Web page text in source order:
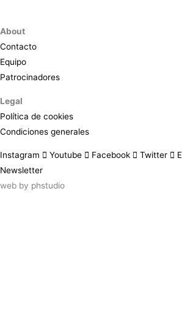
About
Contacto
Equipo
Patrocinadores
Legal
Política de cookies
Condiciones generales
Instagram Youtube Facebook Twitter
Newsletter
web by phstudio